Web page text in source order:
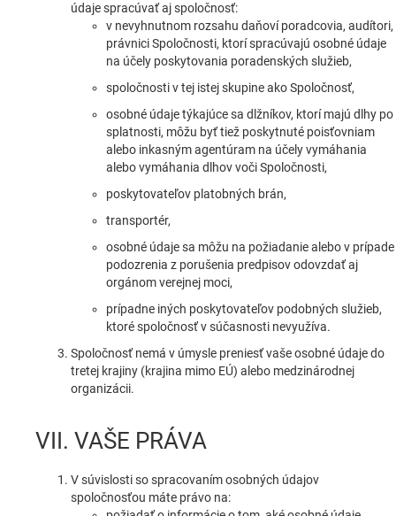
údaje spracúvať aj spoločnosť:
v nevyhnutnom rozsahu daňoví poradcovia, audítori,
právnici Spoločnosti, ktorí spracúvajú osobné údaje
na účely poskytovania poradenských služieb,
spoločnosti v tej istej skupine ako Spoločnosť,
osobné údaje týkajúce sa dlžníkov, ktorí majú dlhy po
splatnosti, môžu byť tiež poskytnuté poisťovniam
alebo inkasným agentúram na účely vymáhania
alebo vymáhania dlhov voči Spoločnosti,
poskytovateľov platobných brán,
transportér,
osobné údaje sa môžu na požiadanie alebo v prípade
podozrenia z porušenia predpisov odovzdať aj
orgánom verejnej moci,
prípadne iných poskytovateľov podobných služieb,
ktoré spoločnosť v súčasnosti nevyužíva.
Spoločnosť nemá v úmysle preniesť vaše osobné údaje do
tretej krajiny (krajina mimo EÚ) alebo medzinárodnej
organizácii.
VII. VAŠE PRÁVA
V súvislosti so spracovaním osobných údajov
spoločnosťou máte právo na: